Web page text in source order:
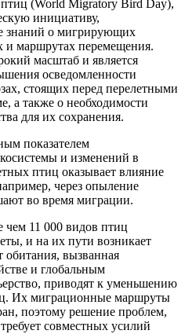
(World Migratory Bird Day),
инициативу,
знаний о мигрирующих
и маршрутах перемещения.
масштаб и является
осведомленности
стоящих перед перелетными
а также о необходимости
для их сохранения.
показателем
и изменений в
птиц оказывает влияние
через опыление
во время миграции.
чем 11 000 видов птиц
и на их пути возникает
обитания, вызванная
и глобальным
приводят к уменьшению
Их миграционные маршруты
поэтому решение проблем,
совместных усилий